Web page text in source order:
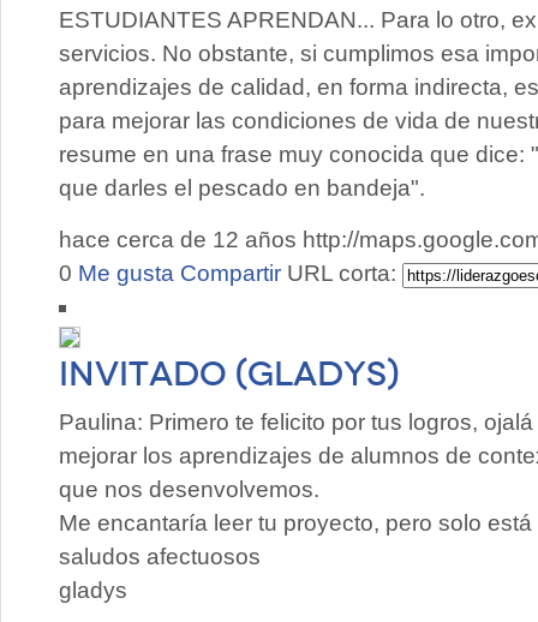
ESTUDIANTES APRENDAN... Para lo otro,
servicios. No obstante, si cumplimos esa
aprendizajes de calidad, en forma indirecta,
para mejorar las condiciones de vida de
resume en una frase muy conocida que dice:
que darles el pescado en bandeja".
hace cerca de 12 años http://
0 Me gusta Compartir URL corta:
Invitado (GLADYS)
Paulina: Primero te felicito por tus logros,
mejorar los aprendizajes de alumnos de
que nos desenvolvemos.
Me encantaría leer tu proyecto, pero solo
saludos afectuosos
gladys